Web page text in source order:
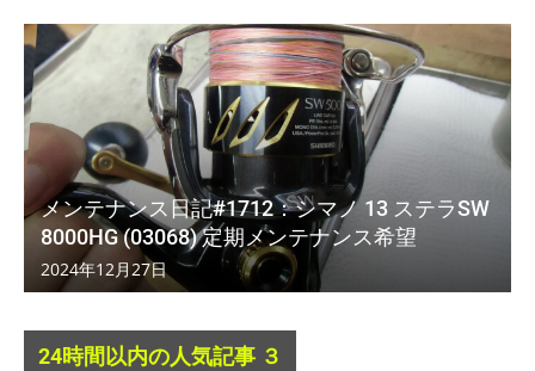
メンテナンス日記#1712：シマノ 13 ステラSW
8000HG (03068) 定期メンテナンス希望
2024年12月27日
24時間以内の人気記事 ３